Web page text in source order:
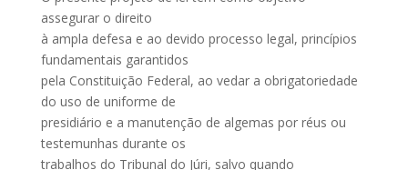
assegurar o direito
à ampla defesa e ao devido processo legal, princípios
fundamentais garantidos
pela Constituição Federal, ao vedar a obrigatoriedade
do uso de uniforme de
presidiário e a manutenção de algemas por réus ou
testemunhas durante os
trabalhos do Tribunal do Júri, salvo quando